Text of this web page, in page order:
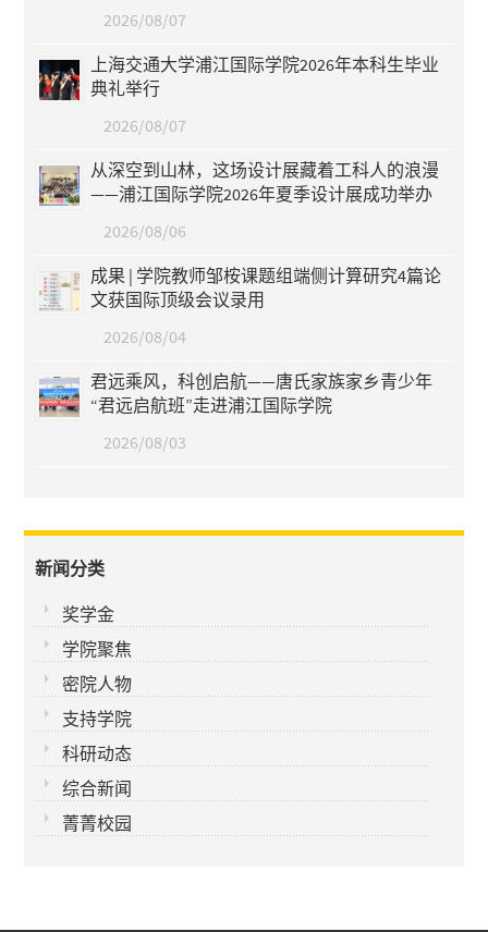
2026/08/07
上海交通大学浦江国际学院2026年本科生毕业
典礼举行
2026/08/07
从深空到山林，这场设计展藏着工科人的浪漫
——浦江国际学院2026年夏季设计展成功举办
2026/08/06
成果 | 学院教师邹桉课题组端侧计算研究4篇论
文获国际顶级会议录用
2026/08/04
君远乘风，科创启航——唐氏家族家乡青少年
“君远启航班”走进浦江国际学院
2026/08/03
新闻分类
奖学金
学院聚焦
密院人物
支持学院
科研动态
综合新闻
菁菁校园